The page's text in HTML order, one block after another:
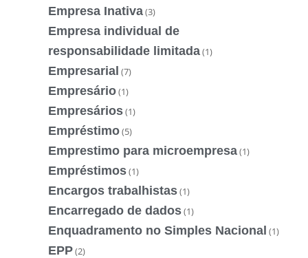
Empresa Inativa(3)
Empresa individual de
responsabilidade limitada(1)
Empresarial (7)
Empresário(1)
Empresários(1)
Empréstimo(5)
Emprestimo para microempresa(1)
Empréstimos(1)
Encargos trabalhistas(1)
Encarregado de dados(1)
Enquadramento no Simples Nacional (1)
EPP(2)